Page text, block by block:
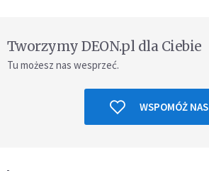
Tworzymy DEON.pl dla Ciebie
Tu możesz nas wesprzeć.
WSPOMÓŻ NAS